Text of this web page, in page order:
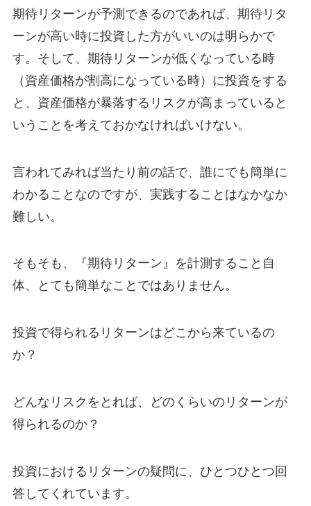
期待リターンが予測できるのであれば、期待リタ
ーンが高い時に投資した方がいいのは明らかで
す。そして、期待リターンが低くなっている時
（資産価格が割高になっている時）に投資をする
と、資産価格が暴落するリスクが高まっていると
いうことを考えておかなければいけない。
言われてみれば当たり前の話で、誰にでも簡単に
わかることなのですが、実践することはなかなか
難しい。
そもそも、『期待リターン』を計測すること自
体、とても簡単なことではありません。
投資で得られるリターンはどこから来ているの
か？
どんなリスクをとれば、どのくらいのリターンが
得られるのか？
投資におけるリターンの疑問に、ひとつひとつ回
答してくれています。